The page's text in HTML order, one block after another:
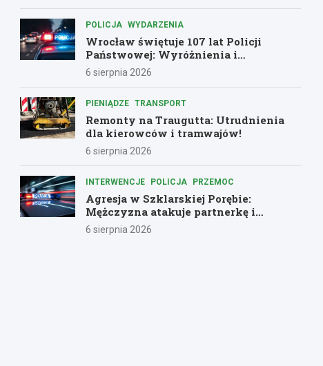
POLICJA WYDARZENIA
Wrocław świętuje 107 lat Policji
Państwowej: Wyróżnienia i
podziękowania dla bohaterów służby
6 sierpnia 2026
PIENIĄDZE TRANSPORT
Remonty na Traugutta: Utrudnienia
dla kierowców i tramwajów!
6 sierpnia 2026
INTERWENCJE POLICJA PRZEMOC
Agresja w Szklarskiej Porębie:
Mężczyzna atakuje partnerkę i
policjantów butelką
6 sierpnia 2026